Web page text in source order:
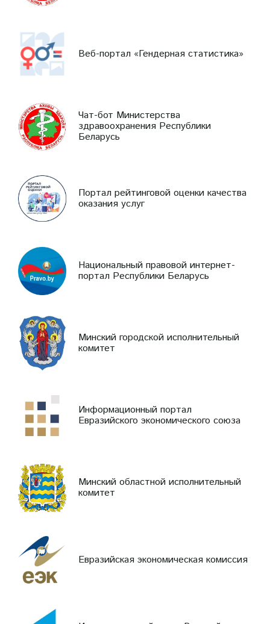
Веб-портал «Гендерная статистика»
Чат-бот Министерства
здравоохранения Республики
Беларусь
Портал рейтинговой оценки качества
оказания услуг
Национальный правовой интернет-
портал Республики Беларусь
Минский городской исполнительный
комитет
Информационный портал
Евразийского экономического союза
Минский областной исполнительный
комитет
Евразийская экономическая комиссия